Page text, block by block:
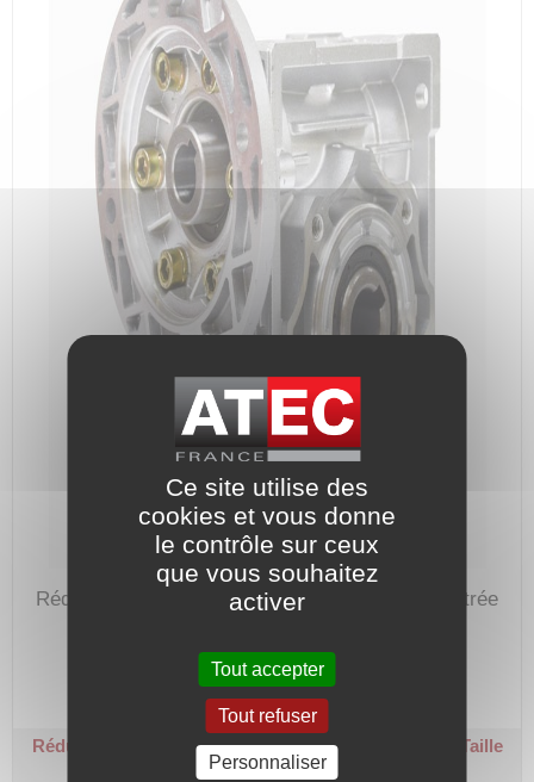
Réducteur de vitesse de 60 avec bride B5 en entrée
Code article :192559
Prix : 539,50 €HT
Réducteur roue et vis carré - Ø 19 / Ø 28 - R 60
B5 - Taille
80 - Couple sortie 197 Nm
Ce site utilise des
cookies et vous donne
le contrôle sur ceux
que vous souhaitez
activer
Tout accepter
Tout refuser
Personnaliser